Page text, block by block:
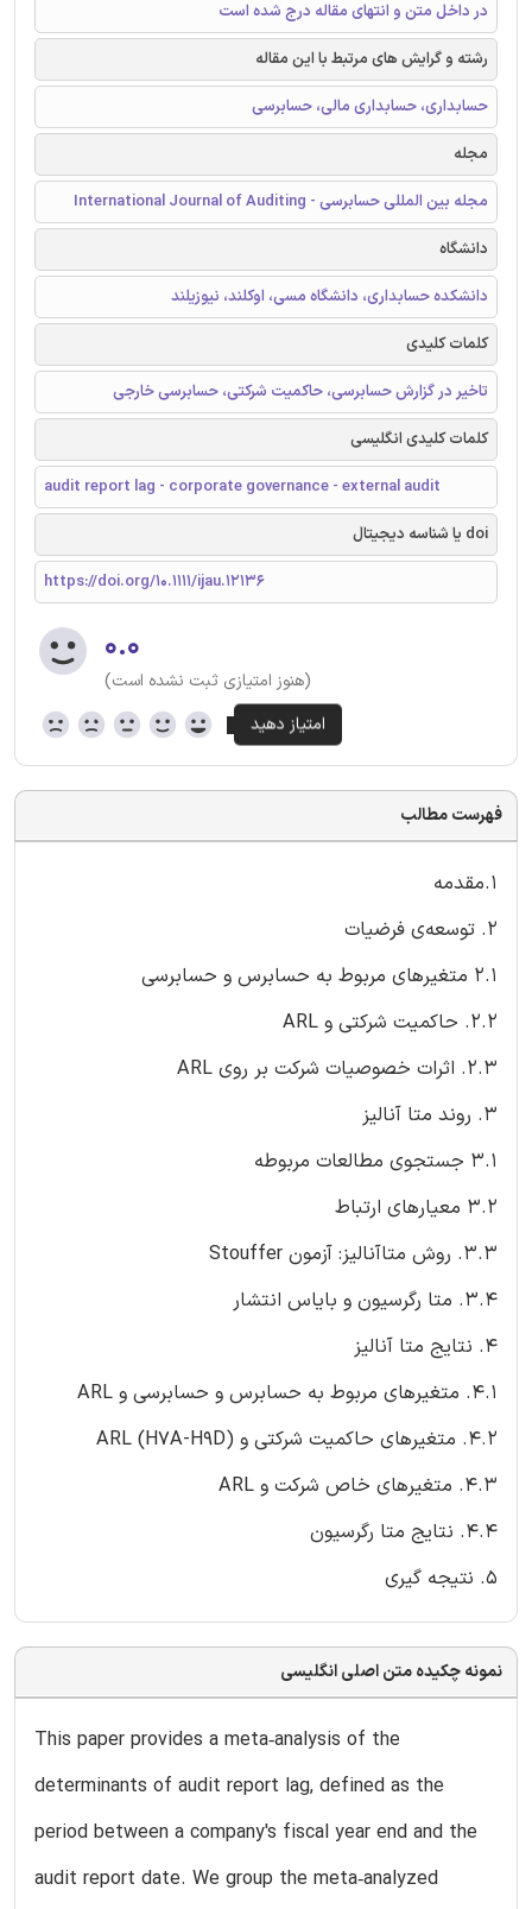
در داخل متن و انتهای مقاله درج شده است
رشته و گرایش های مرتبط با این مقاله
حسابداری، حسابداری مالی، حسابرسی
مجله
مجله بین المللی حسابرسی - International Journal of Auditing
دانشگاه
دانشکده حسابداری، دانشگاه مسی، اوکلند، نیوزیلند
کلمات کلیدی
تاخیر در گزارش حسابرسی، حاکمیت شرکتی، حسابرسی خارجی
کلمات کلیدی انگلیسی
audit report lag - corporate governance - external audit
doi یا شناسه دیجیتال
https://doi.org/10.1111/ijau.12136
۰.۰
(هنوز امتیازی ثبت نشده است)
فهرست مطالب
1.مقدمه
2. توسعه‌ی فرضیات
2.1 متغیرهای مربوط به حسابرس و حسابرسی
2.2. حاکمیت شرکتی و ARL
2.3. اثرات خصوصیات شرکت بر روی ARL
3. روند متا آنالیز
3.1 جستجوی مطالعات مربوطه
3.2 معیارهای ارتباط
3.3. روش متاآنالیز: آزمون Stouffer
3.4. متا رگرسیون و بایاس انتشار
4. نتایج متا آنالیز
4.1. متغیرهای مربوط به حسابرس و حسابرسی و ARL
4.2. متغیرهای حاکمیت شرکتی و ARL (H7A-H9D)
4.3. متغیرهای خاص شرکت و ARL
4.4. نتایج متا رگرسیون
5. نتیجه گیری
نمونه چکیده متن اصلی انگلیسی
This paper provides a meta‐analysis of the
determinants of audit report lag, defined as the
period between a company's fiscal year end and the
audit report date. We group the meta‐analyzed